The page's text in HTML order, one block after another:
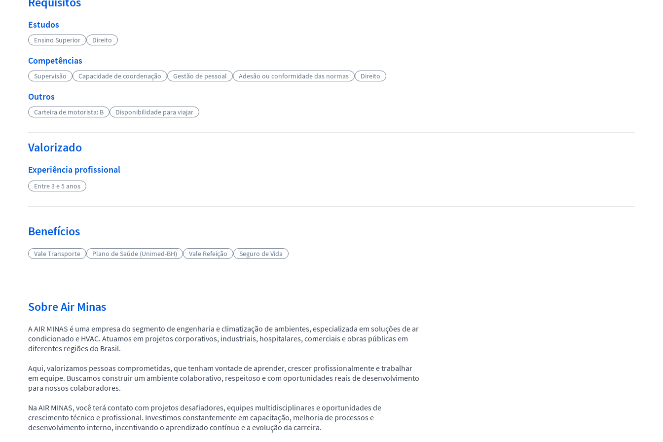
Estudos
Ensino Superior Direito
Competências
Supervisão Capacidade de coordenação Gestão de pessoal Adesão ou conformidade das normas Direito
Outros
Carteira de motorista: B Disponibilidade para viajar
Valorizado
Experiência profissional
Entre 3 e 5 anos
Benefícios
Vale Transporte Plano de Saúde (Unimed-BH) Vale Refeição Seguro de Vida
Sobre Air Minas
A AIR MINAS é uma empresa do segmento de engenharia e climatização de ambientes, especializada em soluções de ar
condicionado e HVAC. Atuamos em projetos corporativos, industriais, hospitalares, comerciais e obras públicas em
diferentes regiões do Brasil.
Aqui, valorizamos pessoas comprometidas, que tenham vontade de aprender, crescer profissionalmente e trabalhar
em equipe. Buscamos construir um ambiente colaborativo, respeitoso e com oportunidades reais de desenvolvimento
para nossos colaboradores.
Na AIR MINAS, você terá contato com projetos desafiadores, equipes multidisciplinares e oportunidades de
crescimento técnico e profissional. Investimos constantemente em capacitação, melhoria de processos e
desenvolvimento interno, incentivando o aprendizado contínuo e a evolução da carreira.